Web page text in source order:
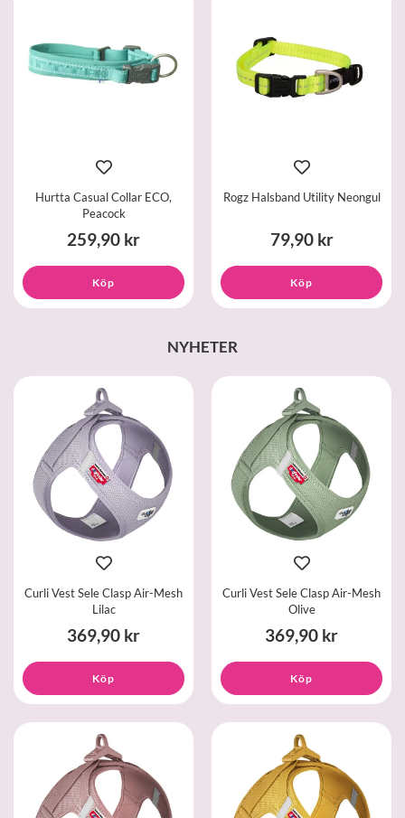
Hurtta Casual Collar ECO,
Peacock
259,90 kr
Köp
Rogz Halsband Utility Neongul
79,90 kr
Köp
NYHETER
Curli Vest Sele Clasp Air-Mesh
Lilac
369,90 kr
Köp
Curli Vest Sele Clasp Air-Mesh
Olive
369,90 kr
Köp